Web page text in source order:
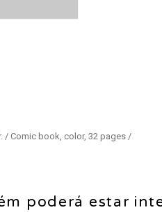
/ Comic book, color, 32 pages /
poderá estar